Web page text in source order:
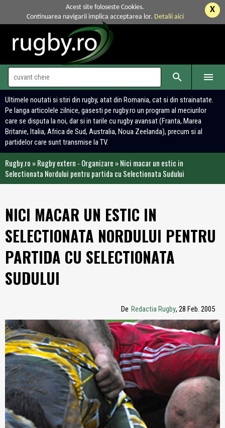
X
Acest site foloseste Cookies.
Continuarea navigarii implica acceptarea lor. Detalii aici
 
Ultimele noutati si stiri din rugby, atat din Romania, cat si din strainatate.
Pe langa articolele zilnice, gasesti pe rugby.ro un program al meciurilor
care se disputa la noi, dar si in tarile cu rugby avansat (Franta, Marea
Britanie, Italia, Africa de Sud, Australia, Noua Zeelanda), precum si al
partidelor care sunt transmise la TV.
Rugby.ro »Rugby extern - Organizare »Nici macar un estic in
Selectionata Nordului pentru partida cu Selectionata Sudului
NICI MACAR UN ESTIC IN
SELECTIONATA NORDULUI PENTRU
PARTIDA CU SELECTIONATA
SUDULUI
De Redactia Rugby, 28 Feb. 2005